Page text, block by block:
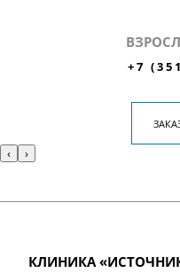
+7
‹ ›
КЛИНИКА